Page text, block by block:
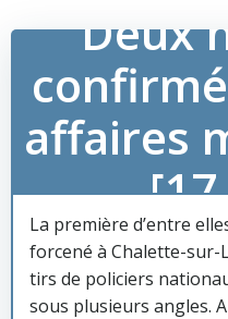
Deux
affaires
La première d’entre
forcené à Chalette-sur-
tirs de policiers
sous plusieurs angles.